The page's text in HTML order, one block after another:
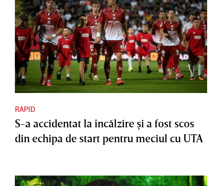
RAPID
S-a accidentat la încălzire şi a fost scos
din echipa de start pentru meciul cu UTA